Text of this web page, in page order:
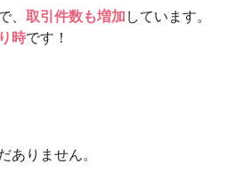
、 取引件数も増加 しています。
時です！
ありません。